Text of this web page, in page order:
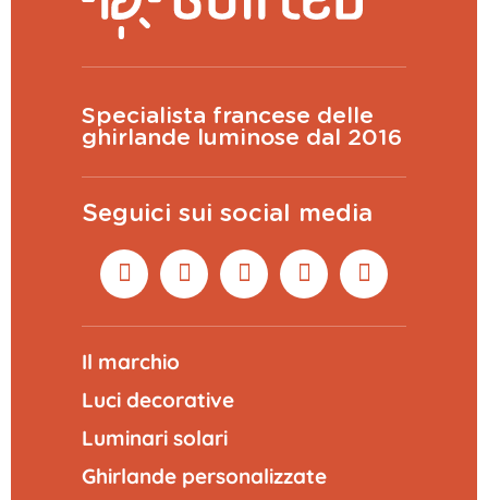
Specialista francese delle
ghirlande luminose dal 2016
Seguici sui social media
Il marchio
Luci decorative
Luminari solari
Ghirlande personalizzate